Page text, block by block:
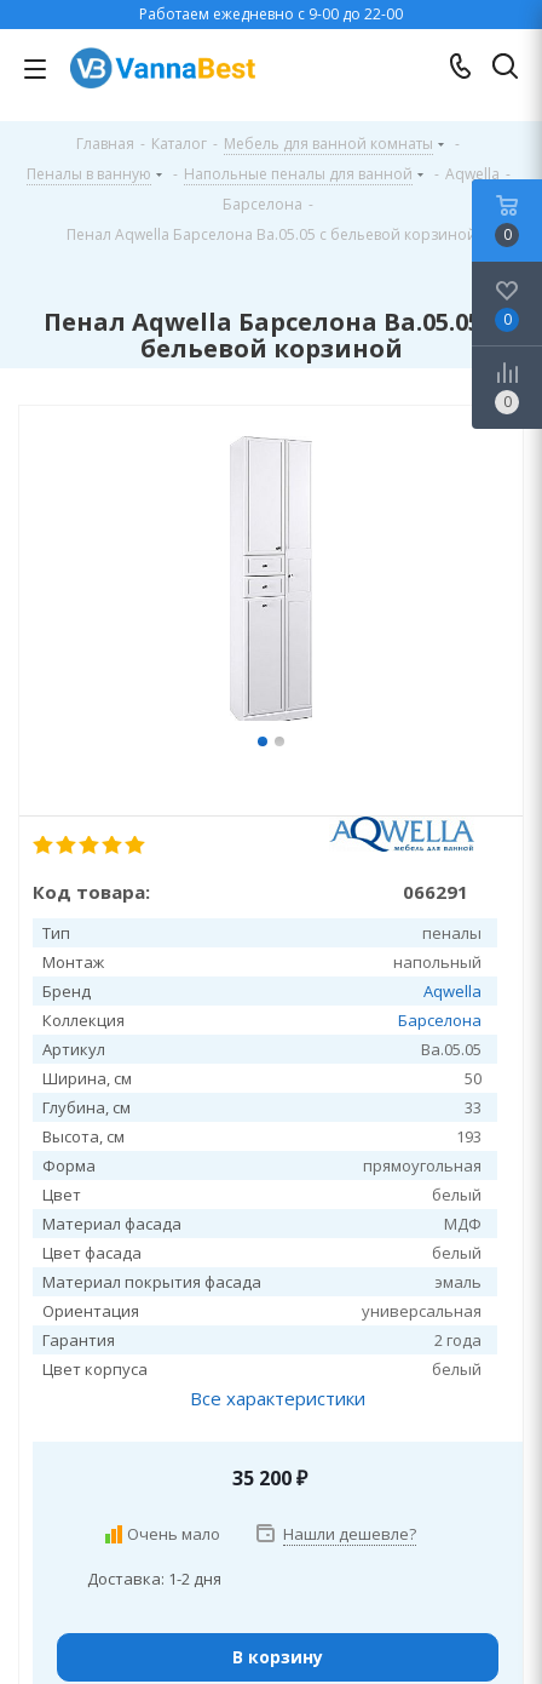
Работаем ежедневно с 9-00 до 22-00
Главная - Каталог - Мебель для ванной комнаты
-
Пеналы в ванную
- Напольные пеналы для ванной - Aqwella -
Барселона -
Пенал Aqwella Барселона Ba.05.05 с бельевой корзиной
Пенал Aqwella Барселона Ba.05.05 с
бельевой корзиной
Код товара: 066291
Тип
пеналы
Монтаж
напольный
Бренд
Aqwella
Коллекция
Барселона
Артикул
Ba.05.05
Ширина, см
50
Глубина, см
33
Высота, см
193
Форма
прямоугольная
Цвет
белый
Материал фасада
МДФ
Цвет фасада
белый
Материал покрытия фасада
эмаль
Ориентация
универсальная
Гарантия
2 года
Цвет корпуса
белый
Все характеристики
35 200₽
Очень мало Нашли дешевле?
Доставка: 1-2 дня
В корзину
0
0
0